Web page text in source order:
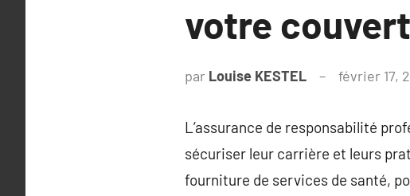
votre
par Louise KESTEL février 17,
L’assurance de responsabilité
sécuriser leur carrière et leurs
fourniture de services de santé,